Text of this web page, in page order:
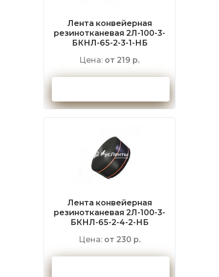
Лента конвейерная
резинотканевая 2Л-100-3-
БКНЛ-65-2-3-1-НБ
Цена: от 219 р.
Лента конвейерная
резинотканевая 2Л-100-3-
БКНЛ-65-2-4-2-НБ
Цена: от 230 р.